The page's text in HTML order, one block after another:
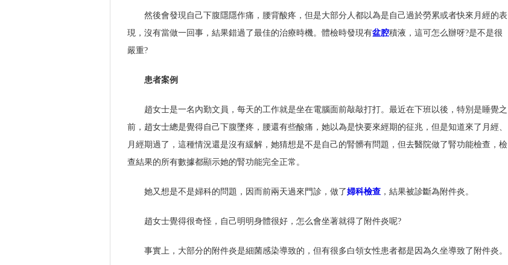
然後會發現自己下腹隱隱作痛，腰背酸疼，但是大部分人都以為是自己過於勞累或者快來月經的表
現，沒有當做一回事，結果錯過了最佳的治療時機。體檢時發現有盆腔積液，這可怎么辦呀?是不是很
嚴重?
患者案例
趙女士是一名內勤文員，每天的工作就是坐在電腦面前敲敲打打。最近在下班以後，特別是睡覺之
前，趙女士總是覺得自己下腹墜疼，腰還有些酸痛，她以為是快要來經期的征兆，但是知道來了月經、
月經期過了，這種情況還是沒有緩解，她猜想是不是自己的腎髒有問題，但去醫院做了腎功能檢查，檢
查結果的所有數據都顯示她的腎功能完全正常。
她又想是不是婦科的問題，因而前兩天過來門診，做了婦科檢查，結果被診斷為附件炎。
趙女士覺得很奇怪，自己明明身體很好，怎么會坐著就得了附件炎呢?
事實上，大部分的附件炎是細菌感染導致的，但有很多白領女性患者都是因為久坐導致了附件炎。